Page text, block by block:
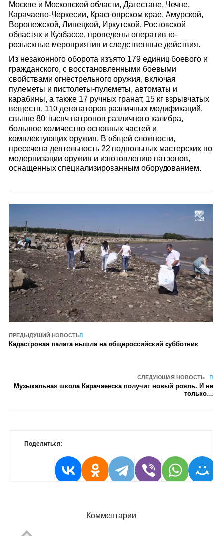
Москве и Московской области, Дагестане, Чечне,
Карачаево-Черкесии, Красноярском крае, Амурской,
Воронежской, Липецкой, Иркутской, Ростовской
областях и Кузбассе, проведены оперативно-
розыскные мероприятия и следственные действия.
Из незаконного оборота изъято 179 единиц боевого и
гражданского, с восстановленными боевыми
свойствами огнестрельного оружия, включая
пулеметы и пистолеты-пулеметы, автоматы и
карабины, а также 17 ручных гранат, 15 кг взрывчатых
веществ, 110 детонаторов различных модификаций,
свыше 80 тысяч патронов различного калибра,
большое количество основных частей и
комплектующих оружия. В общей сложности,
пресечена деятельность 22 подпольных мастерских по
модернизации оружия и изготовлению патронов,
оснащенных специализированным оборудованием.
ПРЕДЫДУЩИЙ НОВОСТЬ
Кадастровая палата вышла на общероссийский субботник
СЛЕДУЮЩАЯ НОВОСТЬ
Музыкальная школа Карачаевска получит новый рояль. И не
только…
Поделиться:
Комментарии